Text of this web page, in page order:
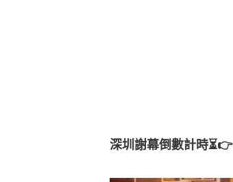
深圳謝幕倒數計時⏳👉